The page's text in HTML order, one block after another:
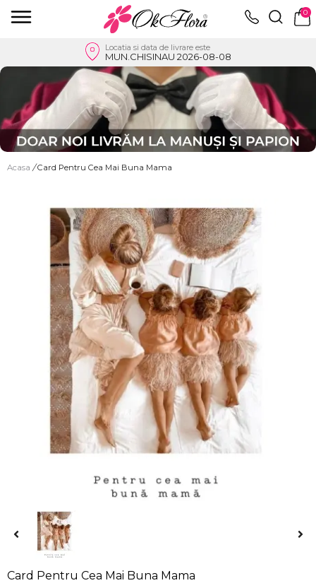
0
Locatia si data de livrare este
MUN.CHISINAU 2026-08-08
Acasa / Card Pentru Cea Mai Buna Mama
Card Pentru Cea Mai Buna Mama